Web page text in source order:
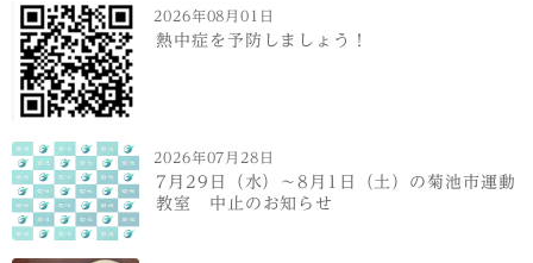
2026年08月01日
熱中症を予防しましょう！
2026年07月28日
7月29日（水）～8月1日（土）の菊池市運動
教室 中止のお知らせ